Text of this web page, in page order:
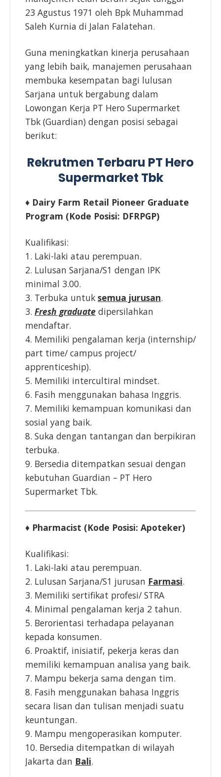
23 Agustus 1971 oleh Bpk Muhammad
Saleh Kurnia di Jalan Falatehan.
Guna meningkatkan kinerja perusahaan
yang lebih baik, manajemen perusahaan
membuka kesempatan bagi lulusan
Sarjana untuk bergabung dalam
Lowongan Kerja PT Hero Supermarket
Tbk (Guardian) dengan posisi sebagai
berikut:
Rekrutmen Terbaru PT Hero
Supermarket Tbk
♦ Dairy Farm Retail Pioneer Graduate
Program (Kode Posisi: DFRPGP)
Kualifikasi:
1. Laki-laki atau perempuan.
2. Lulusan Sarjana/S1 dengan IPK
minimal 3.00.
3. Terbuka untuk semua jurusan.
3. Fresh graduate dipersilahkan
mendaftar.
4. Memiliki pengalaman kerja (internship/
part time/ campus project/
apprenticeship).
5. Memiliki intercultiral mindset.
6. Fasih menggunakan bahasa Inggris.
7. Memiliki kemampuan komunikasi dan
sosial yang baik.
8. Suka dengan tantangan dan berpikiran
terbuka.
9. Bersedia ditempatkan sesuai dengan
kebutuhan Guardian – PT Hero
Supermarket Tbk.
♦ Pharmacist (Kode Posisi: Apoteker)
Kualifikasi:
1. Laki-laki atau perempuan.
2. Lulusan Sarjana/S1 jurusan Farmasi.
3. Memiliki sertifikat profesi/ STRA
4. Minimal pengalaman kerja 2 tahun.
5. Berorientasi terhadapa pelayanan
kepada konsumen.
6. Proaktif, inisiatif, pekerja keras dan
memiliki kemampuan analisa yang baik.
7. Mampu bekerja sama dengan tim.
8. Fasih menggunakan bahasa Inggris
secara lisan dan tulisan menjadi suatu
keuntungan.
9. Mampu mengoperasikan komputer.
10. Bersedia ditempatkan di wilayah
Jakarta dan Bali.